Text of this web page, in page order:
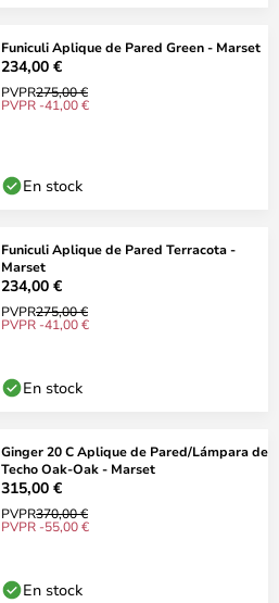
Funiculi Aplique de Pared Green - Marset
234,00 €
PVPR275,00 €
PVPR -41,00 €
En stock
Funiculi Aplique de Pared Terracota -
Marset
234,00 €
PVPR275,00 €
PVPR -41,00 €
En stock
Ginger 20 C Aplique de Pared/Lámpara de
Techo Oak-Oak - Marset
315,00 €
PVPR370,00 €
PVPR -55,00 €
En stock